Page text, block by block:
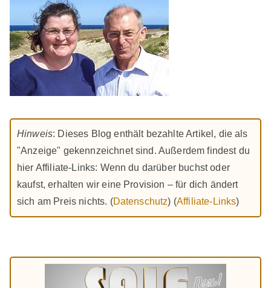
Hinweis: Dieses Blog enthält bezahlte Artikel, die als
"Anzeige" gekennzeichnet sind. Außerdem findest du
hier Affiliate-Links: Wenn du darüber buchst oder
kaufst, erhalten wir eine Provision – für dich ändert
sich am Preis nichts. (Datenschutz) (Affiliate-Links)